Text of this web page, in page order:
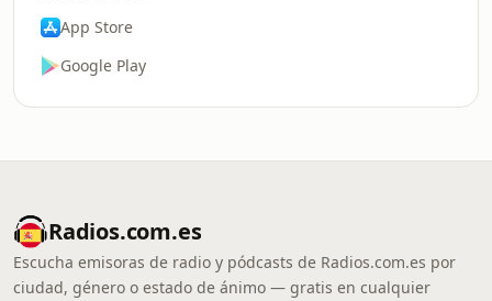
App Store
Google Play
Radios.com.es
Escucha emisoras de radio y pódcasts de Radios.com.es por
ciudad, género o estado de ánimo — gratis en cualquier